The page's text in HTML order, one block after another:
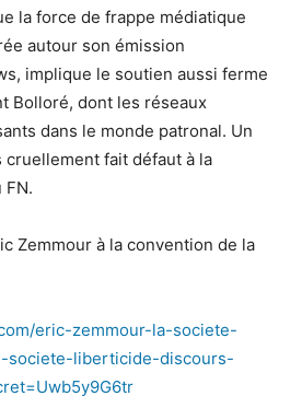
la force de frappe médiatique
autour son émission
implique le soutien aussi ferme
Bolloré, dont les réseaux
dans le monde patronal. Un
fait défaut à la
Zemmour à la convention de la
eric-zemmour-la-societe-
societe-liberticide-discours-